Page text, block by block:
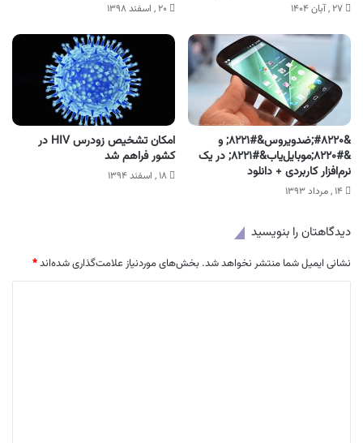
۲۷ , آبان ۱۴۰۴ ۲۰ , اسفند ۱۳۹۸
&#۸۲۲۰;ضدویروس&#۸۲۲۱; و
&#۸۲۲۰;موبایل‌یاب&#۸۲۲۱; در یک
نرم‌افزار کاربردی + دانلود
۱۴ , مرداد ۱۳۹۳
امکان تشخیص زودرس HIV در
کشور فراهم شد
۱۸ , اسفند ۱۳۹۴
دیدگاهتان را بنویسید
نشانی ایمیل شما منتشر نخواهد شد. بخش‌های موردنیاز علامت‌گذاری شده‌اند*